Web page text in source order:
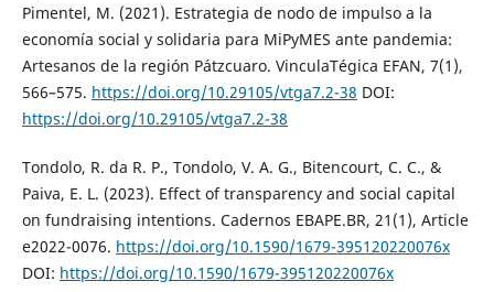
Pimentel, M. (2021). Estrategia de nodo de impulso a la
economía social y solidaria para MiPyMES ante pandemia:
Artesanos de la región Pátzcuaro. VinculaTégica EFAN, 7(1),
566–575. https://doi.org/10.29105/vtga7.2-38 DOI:
https://doi.org/10.29105/vtga7.2-38
Tondolo, R. da R. P., Tondolo, V. A. G., Bitencourt, C. C., &
Paiva, E. L. (2023). Effect of transparency and social capital
on fundraising intentions. Cadernos EBAPE.BR, 21(1), Article
e2022-0076. https://doi.org/10.1590/1679-395120220076x
DOI: https://doi.org/10.1590/1679-395120220076x